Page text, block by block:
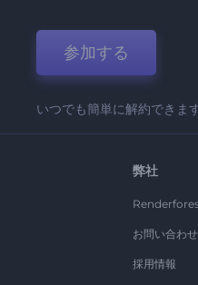
参加する
いつでも簡単に解約できます
弊社
お問い合わせ
採用情報